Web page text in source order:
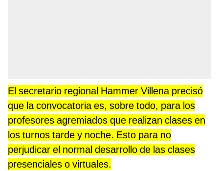
El secretario regional Hammer Villena precisó
que la convocatoria es, sobre todo, para los
profesores agremiados que realizan clases en
los turnos tarde y noche. Esto para no
perjudicar el normal desarrollo de las clases
presenciales o virtuales.